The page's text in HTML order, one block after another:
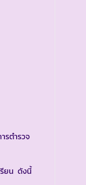
รตำรวจ
รียน ดังนี้